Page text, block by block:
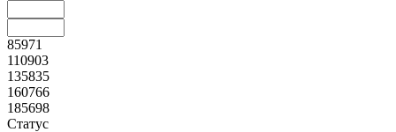
85971
110903
135835
160766
185698
Статус